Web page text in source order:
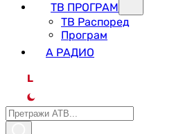
ТВ ПРОГРАМ
ТВ Распоред
Програм
А РАДИО
L